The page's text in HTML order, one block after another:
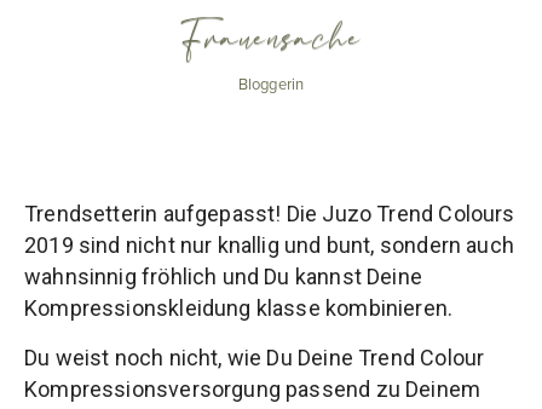
Frauensache
Bloggerin
Trendsetterin aufgepasst! Die Juzo Trend Colours
2019 sind nicht nur knallig und bunt, sondern auch
wahnsinnig fröhlich und Du kannst Deine
Kompressionskleidung klasse kombinieren.
Du weist noch nicht, wie Du Deine Trend Colour
Kompressionsversorgung passend zu Deinem